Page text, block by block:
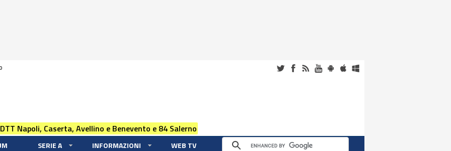
Napoli, Caserta, Avellino e Benevento e 84 Salerno
SERIE A INFORMAZIONI WEB TV